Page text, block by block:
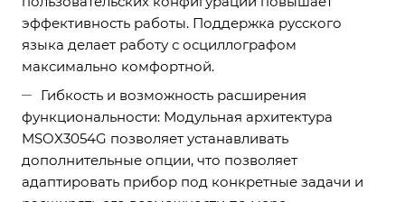
эффективность работы. Поддержка русского
языка делает работу с осциллографом
максимально комфортной.
Гибкость и возможность расширения
функциональности: Модульная архитектура
MSOX3054G позволяет устанавливать
дополнительные опции, что позволяет
адаптировать прибор под конкретные задачи и